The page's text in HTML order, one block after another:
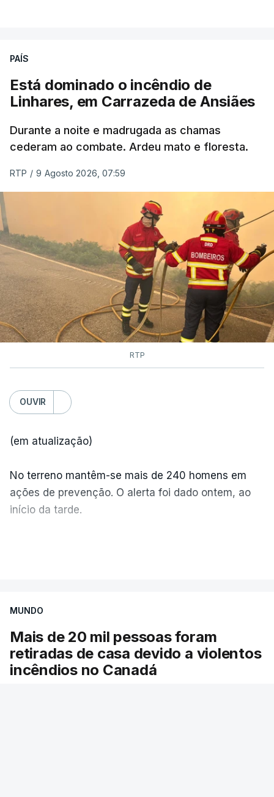
ESTE CONTEÚDO ESTÁ NESTE
PAÍS
Está dominado o incêndio de
Linhares, em Carrazeda de Ansiães
Durante a noite e madrugada as chamas
cederam ao combate. Ardeu mato e floresta.
RTP / 9 Agosto 2026, 07:59
RTP
OUVIR
(em atualização)
No terreno mantêm-se mais de 240 homens em
ações de prevenção. O alerta foi dado ontem, ao
início da tarde.
MUNDO
Mais de 20 mil pessoas foram
retiradas de casa devido a violentos
incêndios no Canadá